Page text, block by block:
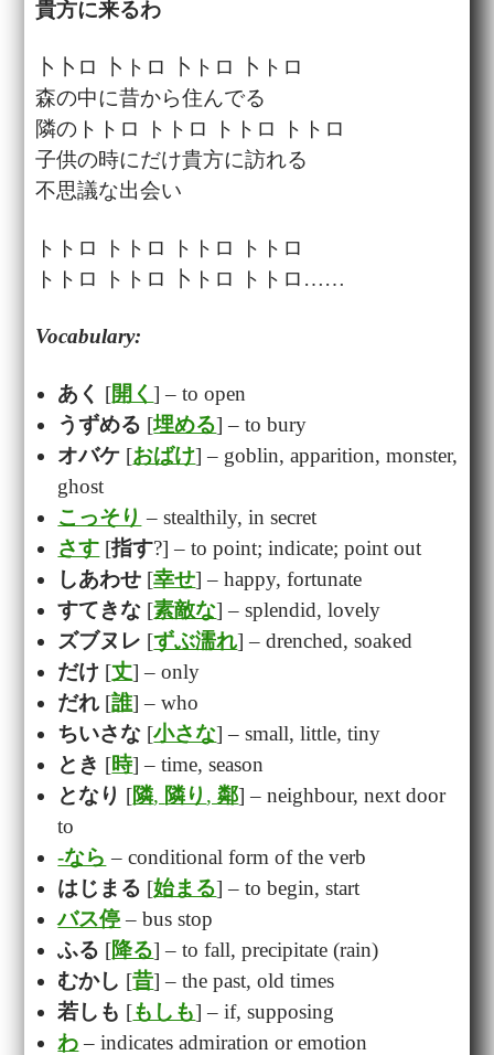
貴方に来るわ
卜卜ロ 卜トロ 卜トロ 卜トロ
森の中に昔から住んでる
隣のトトロ トトロ トトロ トトロ
子供の時にだけ貴方に訪れる
不思議な出会い
トトロ トトロ トトロ トトロ
トトロ トトロ 卜トロ トトロ……
Vocabulary:
あく [開く] – to open
うずめる [埋める] – to bury
オバケ [おばけ] – goblin, apparition, monster,
ghost
こっそり – stealthily, in secret
さす [指す?] – to point; indicate; point out
しあわせ [幸せ] – happy, fortunate
すてきな [素敵な] – splendid, lovely
ズブヌレ [ずぶ濡れ] – drenched, soaked
だけ [丈] – only
だれ [誰] – who
ちいさな [小さな] – small, little, tiny
とき [時] – time, season
となり [隣, 隣り ,鄰] – neighbour, next door
to
-なら – conditional form of the verb
はじまる [始まる] – to begin, start
バス停– bus stop
ふる [降る] – to fall, precipitate (rain)
むかし [昔] – the past, old times
若しも [もしも] – if, supposing
わ– indicates admiration or emotion